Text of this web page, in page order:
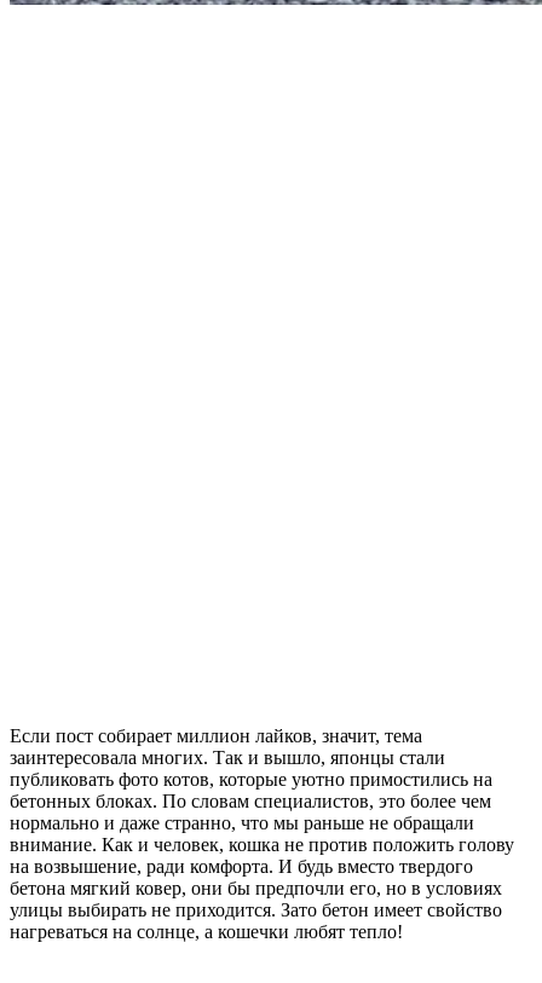
Если пост собирает миллион лайков, значит, тема
заинтересовала многих. Так и вышло, японцы стали
публиковать фото котов, которые уютно примостились на
бетонных блоках. По словам специалистов, это более чем
нормально и даже странно, что мы раньше не обращали
внимание. Как и человек, кошка не против положить голову
на возвышение, ради комфорта. И будь вместо твердого
бетона мягкий ковер, они бы предпочли его, но в условиях
улицы выбирать не приходится. Зато бетон имеет свойство
нагреваться на солнце, а кошечки любят тепло!